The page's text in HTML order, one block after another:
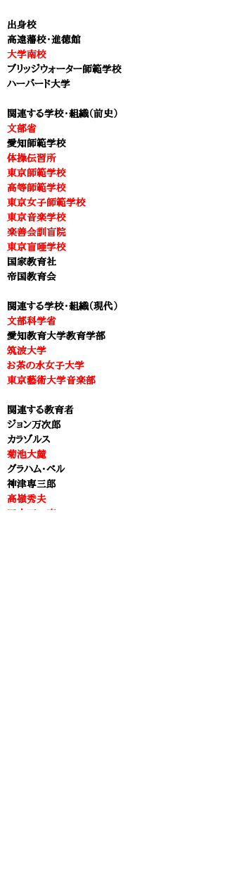
出身校
高遠藩校・進徳館
大学南校
ブリッジウォーター師範学校
ハーバード大学
関連する学校・組織（前史）
文部省
愛知師範学校
体操伝習所
東京師範学校
高等師範学校
東京女子師範学校
東京音楽学校
楽善会訓盲院
東京盲唖学校
国家教育社
帝国教育会
関連する学校・組織（現代）
文部科学省
愛知教育大学教育学部
筑波大学
お茶の水女子大学
東京藝術大学音楽部
関連する教育者
ジョン万次郎
カラゾルス
菊池大麓
グラハム・ベル
神津専三郎
高嶺秀夫